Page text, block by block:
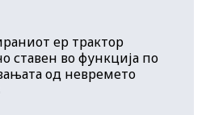
ер трактор
ставен во функција по
од невремето